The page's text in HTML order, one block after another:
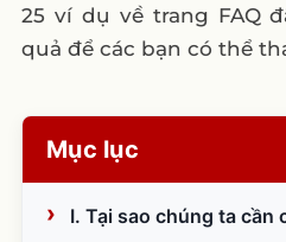
25 ví dụ về trang FAQ
quả để các bạn có thể
Mục lục
I. Tại sao chúng ta cần